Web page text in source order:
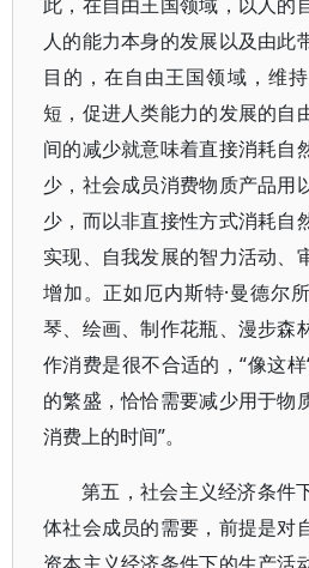
人的能力本身的发展以及由此
目的，在自由王国领域，维
短，促进人类能力的发展的自
间的减少就意味着直接消耗自
少，社会成员消费物质产品用
少，而以非直接性方式消耗自
实现、自我发展的智力活动、
增加。正如厄内斯特·曼德尔
琴、绘画、制作花瓶、漫步森
作消费是很不合适的，“像这样
的繁盛，恰恰需要减少用于物
消费上的时间”。
第五，社会主义经济条件
体社会成员的需要，前提是对